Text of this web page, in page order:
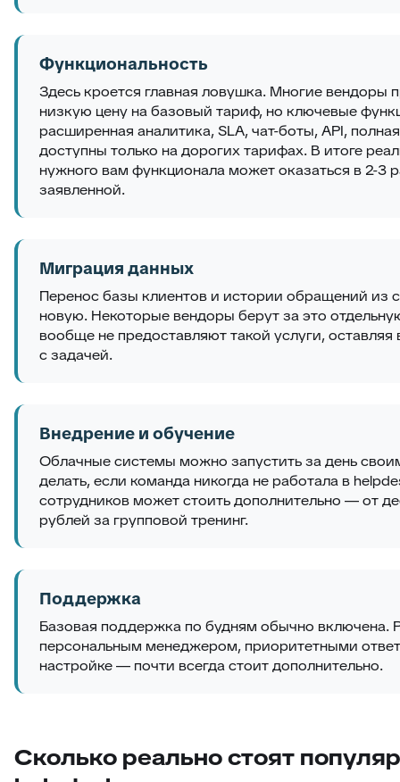
Функциональность
Здесь кроется главная ловушка. Многие вендоры
низкую цену на базовый тариф, но ключевые
расширенная аналитика, SLA, чат-боты, API,
доступны только на дорогих тарифах. В итоге
нужного вам функционала может оказаться в 2-3
заявленной.
Миграция данных
Перенос базы клиентов и истории обращений из
новую. Некоторые вендоры берут за это
вообще не предоставляют такой услуги, оставляя
с задачей.
Внедрение и обучение
Облачные системы можно запустить за день
делать, если команда никогда не работала в
сотрудников может стоить дополнительно — от
рублей за групповой тренинг.
Поддержка
Базовая поддержка по будням обычно включена.
персональным менеджером, приоритетными
настройке — почти всегда стоит дополнительно.
Сколько реально стоят